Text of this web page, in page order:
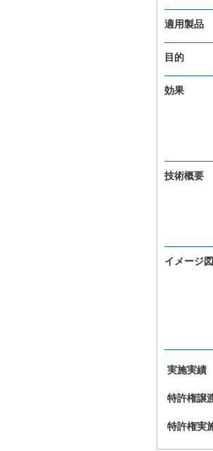
適用製品
目的
効果
技術概要
イメージ図
実施実
特許権
特許権実